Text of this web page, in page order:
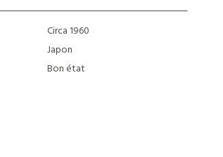
Circa 1960
Japon
Bon état